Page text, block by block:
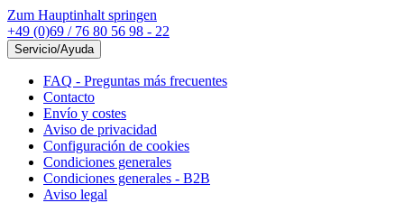
Zum Hauptinhalt springen
+49 (0)69 / 76 80 56 98 - 22
Servicio/Ayuda
FAQ - Preguntas más frecuentes
Contacto
Envío y costes
Aviso de privacidad
Configuración de cookies
Condiciones generales
Condiciones generales - B2B
Aviso legal